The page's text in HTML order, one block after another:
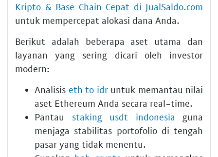
Kripto & Base Chain Cepat di JualSaldo.com
untuk mempercepat alokasi dana Anda.
Berikut adalah beberapa aset utama dan
layanan yang sering dicari oleh investor
modern:
Analisis eth to idruntuk memantau nilai
aset Ethereum Anda secara real-time.
Pantau staking usdt indonesia guna
menjaga stabilitas portofolio di tengah
pasar yang tidak menentu.